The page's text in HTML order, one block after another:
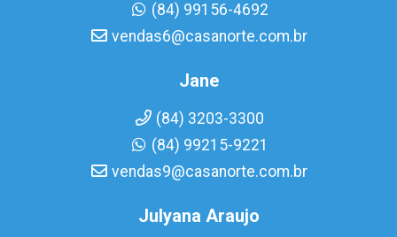
(84) 99156-4692
vendas6@casanorte.com.br
Jane
(84) 3203-3300
(84) 99215-9221
vendas9@casanorte.com.br
Julyana Araujo